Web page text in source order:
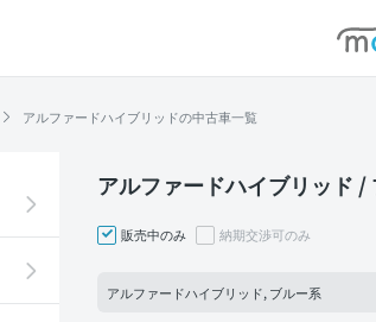
アルファードハイブリッドの中古車一覧
アルファードハイブリッド
販売中のみ 納期交渉可のみ
アルファードハイブリッド, ブルー系